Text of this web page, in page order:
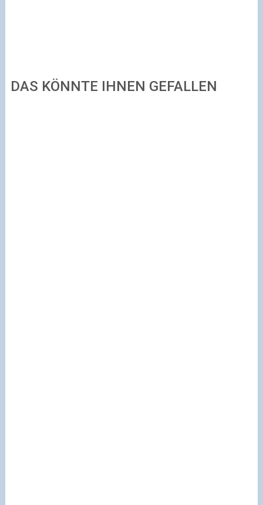
DAS KÖNNTE IHNEN GEFALLEN